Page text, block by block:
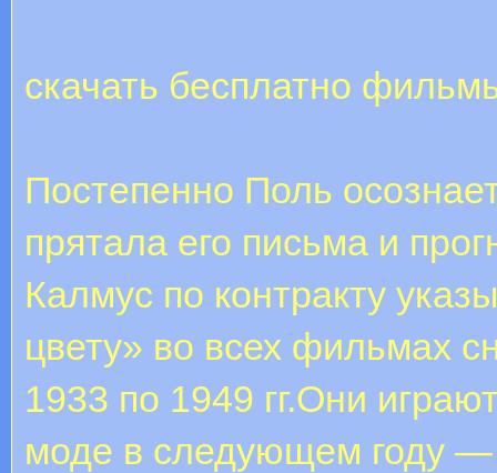
скачать бесплатно
Постепенно Поль
прятала его письма и
Калмус по контракту
цвету» во всех фильмах
1933 по 1949 гг.Они
моде в следующем году —